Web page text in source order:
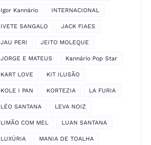
Igor Kannário INTERNACIONAL
IVETE SANGALO JACK FIAES
JAU PERI JEITO MOLEQUE
JORGE E MATEUS Kannário Pop Star
KART LOVE KIT ILUSÃO
KOLE I PAN KORTEZIA LA FURIA
LÉO SANTANA LEVA NOIZ
LIMÃO COM MEL LUAN SANTANA
LUXÚRIA MANIA DE TOALHA